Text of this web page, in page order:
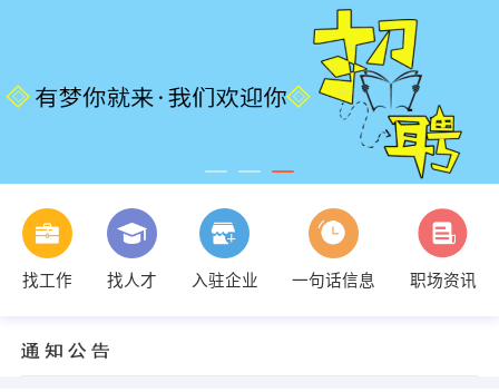
找工作 找人才 入驻企业 一句话信息 职场资讯